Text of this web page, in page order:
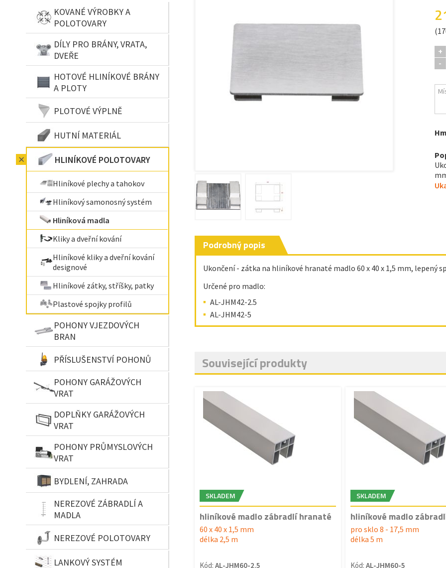
KOVANÉ VÝROBKY A
POLOTOVARY
DÍLY PRO BRÁNY, VRATA,
DVEŘE
HOTOVÉ HLINÍKOVÉ BRÁNY
A PLOTY
PLOTOVÉ VÝPLNĚ
HUTNÍ MATERIÁL
HLINÍKOVÉ POLOTOVARY
Hliníkové plechy a tahokov
Hliníkový samonosný systém
Hliníková madla
Kliky a dveřní kování
Hliníkové kliky a dveřní kování
designové
Hliníkové zátky, stříšky, patky
Plastové spojky profilů
POHONY VJEZDOVÝCH
BRAN
PŘÍSLUŠENSTVÍ POHONŮ
POHONY GARÁŽOVÝCH
VRAT
DOPLŇKY GARÁŽOVÝCH
VRAT
POHONY PRŮMYSLOVÝCH
VRAT
BYDLENÍ, ZAHRADA
NEREZOVÉ ZÁBRADLÍ A
MADLA
NEREZOVÉ POLOTOVARY
LANKOVÝ SYSTÉM
+
-
Podrobný popis
Ukončení - zátka na hliníkové hranaté madlo 60 x 40 x 1,5 mm, lepený
Určené pro madlo:
AL-JHM42-2.5
AL-JHM42-5
Související produkty
SKLADEM
hliníkové madlo zábradlí hranaté
60 x 40 x 1,5 mm
délka 2,5 m
Kód: AL-JHM60-2.5
SKLADEM
hliníkové madlo
pro sklo 8 - 17,5 mm
délka 5 m
Kód: AL-JHM60-5